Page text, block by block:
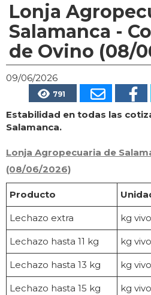
Lonja
Salamanca -
de Ovino (08/
09/06/2026
791
Estabilidad en todas las
Salamanca.
Lonja Agropecuaria de
(08/06/2026)
Producto
Lechazo extra kg vivo
Lechazo hasta 11 kg kg vivo
Lechazo hasta 13 kg kg vivo
Lechazo hasta 15 kg kg vivo